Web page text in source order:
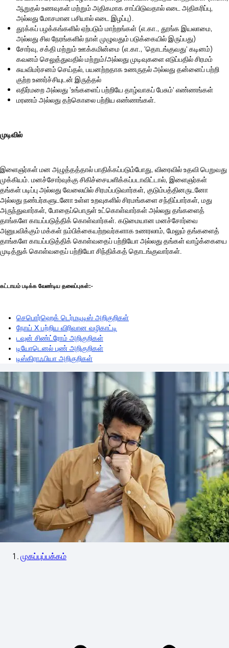
ஆறுதல் உணவுகள் மற்றும் அதிகமாக சாப்பிடுவதால் எடை அதிகரிப்பு,
அல்லது மோசமான பசியால் எடை இழப்பு).
தூக்கப் பழக்கங்களில் ஏற்படும் மாற்றங்கள் (எ.கா., தூங்க இயலாமை,
அல்லது சில நேரங்களில் நாள் முழுவதும் படுக்கையில் இருப்பது)
சோர்வு, சக்தி மற்றும் ஊக்கமின்மை (எ.கா., 'தொடங்குவது' கடினம்)
கவனம் செலுத்துவதில் மற்றும்/அல்லது முடிவுகளை எடுப்பதில் சிரமம்
சுயவிமர்சனம் செய்தல், பயனற்றதாக உணருதல் அல்லது தன்னைப் பற்றி
குற்ற உணர்ச்சியுடன் இருத்தல்
எதிர்மறை அல்லது 'உங்களைப் பற்றியே தாழ்வாகப் பேசும்' எண்ணங்கள்
மரணம் அல்லது தற்கொலை பற்றிய எண்ணங்கள்.
முடிவில்
இளைஞர்கள் மன அழுத்தத்தால் பாதிக்கப்படும்போது, விரைவில் உதவி பெறுவது
முக்கியம். மனச்சோர்வுக்கு சிகிச்சையளிக்கப்படாவிட்டால், இளைஞர்கள்
தங்கள் படிப்பு அல்லது வேலையில் சிரமப்படுவார்கள், குடும்பத்தினருடனோ
அல்லது நண்பர்களுடனோ உள்ள உறவுகளில் சிரமங்களை சந்திப்பார்கள், மது
அருந்துவார்கள், போதைப்பொருள் உட்கொள்வார்கள் அல்லது தங்களைத்
தாங்களே காயப்படுத்திக் கொள்வார்கள். கடுமையான மனச்சோர்வை
அனுபவிக்கும் மக்கள் நம்பிக்கையற்றவர்களாக உணரலாம், மேலும் தங்களைத்
தாங்களே காயப்படுத்திக் கொள்வதைப் பற்றியோ அல்லது தங்கள் வாழ்க்கையை
முடித்துக் கொள்வதைப் பற்றியோ சிந்திக்கத் தொடங்குவார்கள்.
கட்டாயம் படிக்க வேண்டிய தலைப்புகள்:-
செபொர்ஹெக் டெர்மடிடிஸ் அறிகுறிகள்
நோய் X பற்றிய விரிவான வழிகாட்டி
டவுன் சிண்ட்ரோம் அறிகுறிகள்
டியோடெனல் புண் அறிகுறிகள்
டிஸ்கிராஃபியா அறிகுறிகள்
முகப்புப்பக்கம்